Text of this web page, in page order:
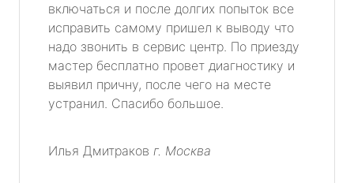
включаться и после долгих попыток все
исправить самому пришел к выводу что
надо звонить в сервис центр. По приезду
мастер бесплатно провет диагностику и
выявил причну, после чего на месте
устранил. Спасибо большое.
Илья Дмитраков г. Москва